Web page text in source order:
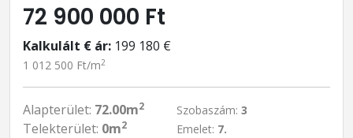
72 900 000 Ft
Kalkulált € ár: 199 180 €
1 012 500 Ft/m2
Alapterület: 72.00m2
Telekterület: 0m2
Szobaszám: 3
Emelet: 7.